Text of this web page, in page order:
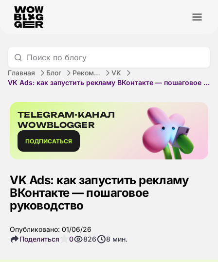
Главная Блог Рекомендации
VK
VK Ads: как запустить рекламу ВКонтакте — пошаговое руководство
TELEGRAM-КАНАЛ
WOWBLOGGER
ПОДПИСАТЬСЯ
VK Ads: как запустить рекламу
ВКонтакте — пошаговое
руководство
Опубликовано: 01/06/26
Поделиться
0 826 8 мин.